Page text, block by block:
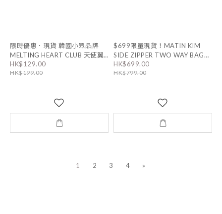
限時優惠．現貨 韓國小眾品牌
MELTING HEART CLUB 天使翼
+星星耳環 SET｜男女通用
HK$129.00
HK$199.00
$699限量現貨！MATIN KIM
SIDE ZIPPER TWO WAY BAG｜
2色
HK$699.00
HK$799.00
1 2 3 4 »